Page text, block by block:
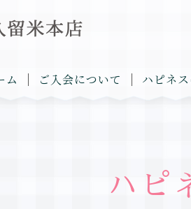
ム ご入会について ハピネ
ハピ